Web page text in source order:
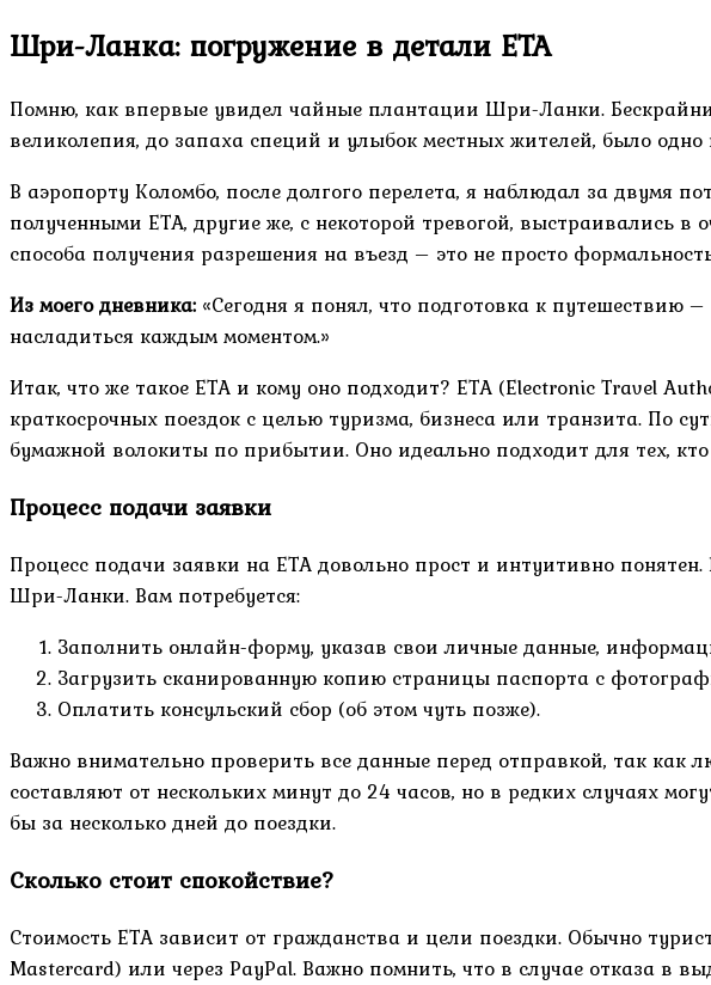
Шри-Ланка: погружение в детали ETA
Помню, как впервые увидел чайные плантации Шри-Ланки.
великолепия, до запаха специй и улыбок местных жителей, было
В аэропорту Коломбо, после долгого перелета, я наблюдал за двумя
полученными ETA, другие же, с некоторой тревогой, выстраивались
способа получения разрешения на въезд – это не просто
Из моего дневника: «Сегодня я понял, что подготовка к путешествию
насладиться каждым моментом.»
Итак, что же такое ETA и кому оно подходит? ETA (Electronic Travel
краткосрочных поездок с целью туризма, бизнеса или транзита. По
бумажной волокиты по прибытии. Оно идеально подходит для тех,
Процесс подачи заявки
Процесс подачи заявки на ETA довольно прост и интуитивно
Шри-Ланки. Вам потребуется:
Заполнить онлайн-форму, указав свои личные данные,
Загрузить сканированную копию страницы паспорта с
Оплатить консульский сбор (об этом чуть позже).
Важно внимательно проверить все данные перед отправкой, так как
составляют от нескольких минут до 24 часов, но в редких случаях
бы за несколько дней до поездки.
Сколько стоит спокойствие?
Стоимость ETA зависит от гражданства и цели поездки. Обычно
Mastercard) или через PayPal. Важно помнить, что в случае отказа в